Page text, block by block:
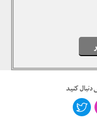
دنبال کنید